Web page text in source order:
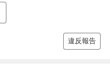
違反報告